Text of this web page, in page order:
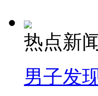
热点新
男子发